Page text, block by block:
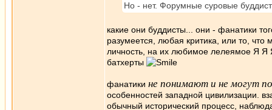
Но - нет. Форумные суровые
какие они буддисты... они - фанатики
разумеется, любая критика, или то, что
личность, на их любимое лелеямое Я
батхерты
фанатики не понимают и не могут
особенностей западной цивилизации.
обычный исторический процесс,